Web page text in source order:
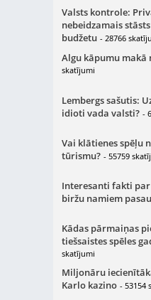
Valsts kontrole:
nebeidzamais
budžetu - 28766
Algu kāpumu makā
skatījumi
Lembergs sašutis:
idioti vada valsti? -
Vai klātienes spēļu
tūrismu? - 55759
Interesanti fakti
biržu namiem
Kādas pārmaiņas
tiešsaistes spēles
skatījumi
Miljonāru
Karlo kazino - 53154